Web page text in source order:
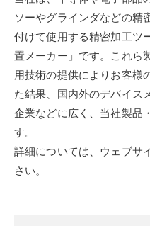
ソーやグラインダなどの精
付けて使用する精密加工ツ
置メーカー」です。これら
用技術の提供によりお客様
た結果、国内外のデバイス
企業などに広く、当社製品
す。
詳細については、ウェブサ
さい。